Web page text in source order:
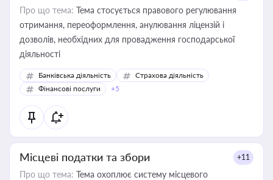
Про що тема: Тема стосується правового регулювання
отримання, переоформлення, анулювання ліцензій і
дозволів, необхідних для провадження господарської
діяльності
Банківська діяльність
Страхова діяльність
Фінансові послуги
+5
Місцеві податки та збори +11
Про що тема: Тема охоплює систему місцевого